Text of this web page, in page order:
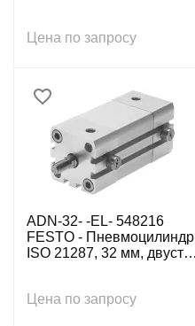
Цена по запросу
ADN-32- -EL- 548216
FESTO - Пневмоцилиндр
ISO 21287, 32 мм, двуст.
Цена по запросу